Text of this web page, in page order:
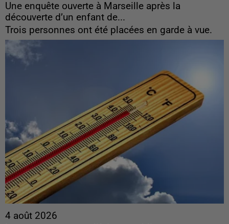
Une enquête ouverte à Marseille après la
découverte d’un enfant de...
Trois personnes ont été placées en garde à vue.
4 août 2026